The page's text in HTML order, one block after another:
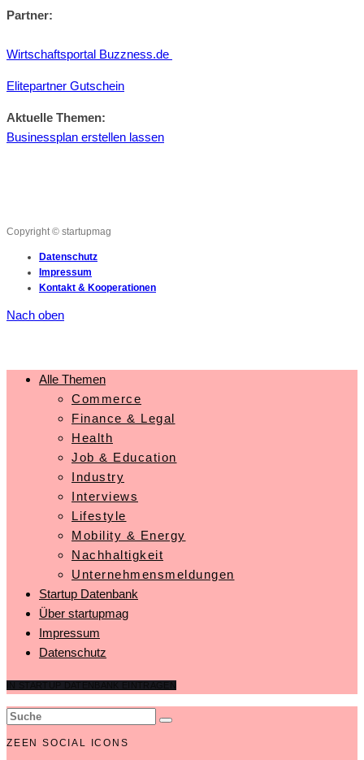
Partner:
Wirtschaftsportal Buzzness.de
Elitepartner Gutschein
Aktuelle Themen:
Businessplan erstellen lassen
Copyright © startupmag
Datenschutz
Impressum
Kontakt & Kooperationen
Nach oben
Alle Themen
Commerce
Finance & Legal
Health
Job & Education
Industry
Interviews
Lifestyle
Mobility & Energy
Nachhaltigkeit
Unternehmensmeldungen
Startup Datenbank
Über startupmag
Impressum
Datenschutz
ZEEN SOCIAL ICONS